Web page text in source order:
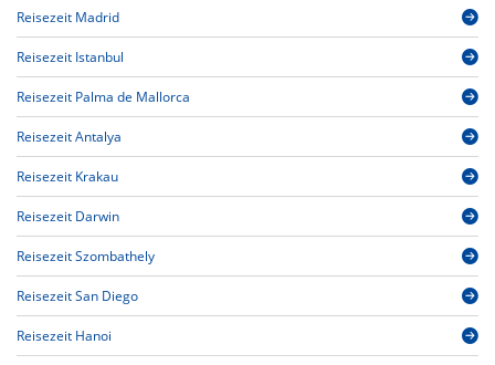
Reisezeit Madrid
Reisezeit Istanbul
Reisezeit Palma de Mallorca
Reisezeit Antalya
Reisezeit Krakau
Reisezeit Darwin
Reisezeit Szombathely
Reisezeit San Diego
Reisezeit Hanoi